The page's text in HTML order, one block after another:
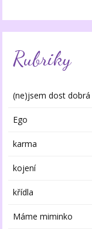
Rubriky
(ne)jsem dost dobrá
Ego
karma
kojení
křídla
Máme miminko